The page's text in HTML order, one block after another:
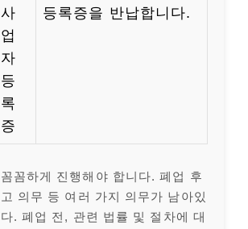
사
업
자
등
록
증
등록증을 반납합니다.
꼼하게 진행해야 합니다. 폐업 후
의무 등 여러 가지 의무가 남아있
. 폐업 전, 관련 법률 및 절차에 대